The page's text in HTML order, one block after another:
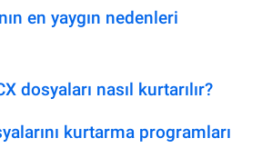
en yaygın nedenleri
dosyaları nasıl kurtarılır?
kurtarma programları